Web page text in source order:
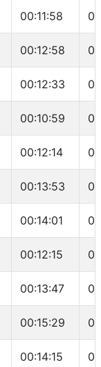
00:11:58
00:12:58
00:12:33
00:10:59
00:12:14
00:13:53
00:14:01
00:12:15
00:13:47
00:15:29
00:14:15